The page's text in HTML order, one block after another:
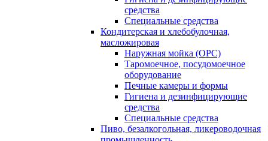
средства
Специальные средства
Кондитерская и хлебобулочная,
масложировая
Наружная мойка (ОРС)
Таромоечное, посудомоечное
оборудование
Печные камеры и формы
Гигиена и дезинфицирующие
средства
Специальные средства
Пиво, безалкогольная, ликероводочная